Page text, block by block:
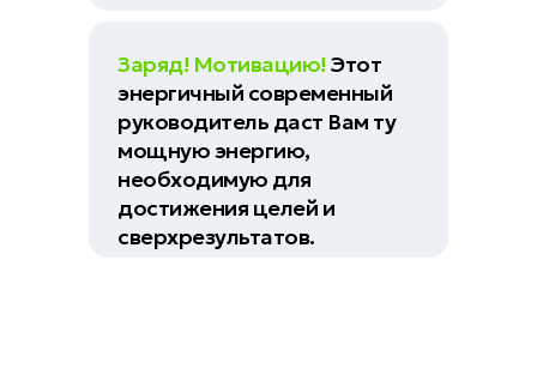
Заряд! Мотивацию! Этот
энергичный современный
руководитель даст Вам ту
мощную энергию,
необходимую для
достижения целей и
сверхрезультатов.